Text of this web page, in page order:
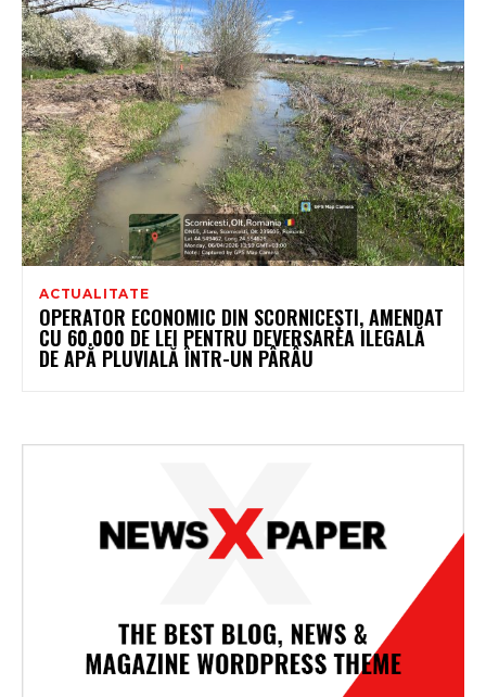
ACTUALITATE
OPERATOR ECONOMIC DIN SCORNICEȘTI, AMENDAT
CU 60.000 DE LEI PENTRU DEVERSAREA ILEGALĂ
DE APĂ PLUVIALĂ ÎNTR-UN PÂRÂU